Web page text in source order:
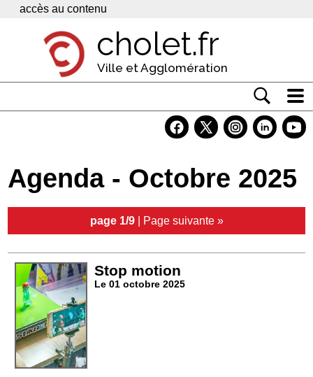
Panneau de gestion des cookies
accès au contenu
cholet.fr
Ville et Agglomération
Economie
Services
Agenda - Octobre 2025
page 1/9| Page suivante »
Stop motion
Le 01 octobre 2025